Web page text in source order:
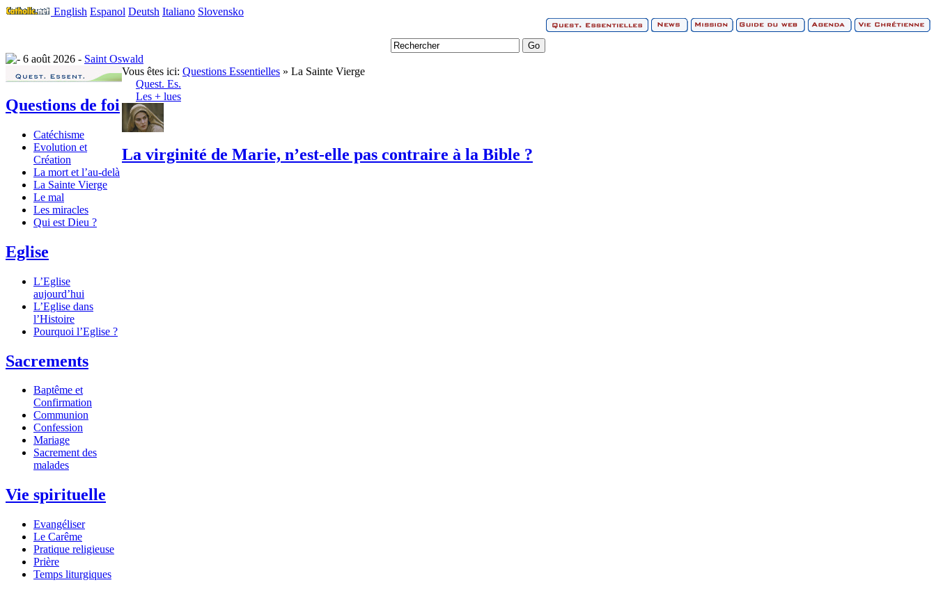
English Espanol Deutsh Italiano Slovensko
6 août 2026 - Saint Oswald
Questions de foi
Catéchisme
Evolution et
Création
La mort et l’au-delà
La Sainte Vierge
Le mal
Les miracles
Qui est Dieu ?
Eglise
L’Eglise
aujourd’hui
L’Eglise dans
l’Histoire
Pourquoi l’Eglise ?
Sacrements
Baptême et
Confirmation
Communion
Confession
Mariage
Sacrement des
malades
Vie spirituelle
Evangéliser
Le Carême
Pratique religieuse
Prière
Temps liturgiques
Vous êtes ici: Questions Essentielles » La Sainte Vierge
Quest. Es.
Les + lues
La virginité de Marie, n’est-elle pas contraire à la Bible ?